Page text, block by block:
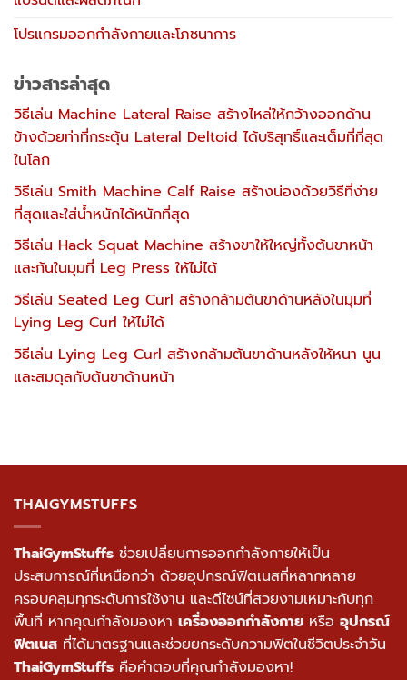
โปรแกรมออกกำลังกายและโภชนาการ
ข่าวสารล่าสุด
วิธีเล่น Machine Lateral Raise สร้างไหล่ให้กว้างออกด้าน
ข้างด้วยท่าที่กระตุ้น Lateral Deltoid ได้บริสุทธิ์และเต็มที่ที่สุด
ในโลก
วิธีเล่น Smith Machine Calf Raise สร้างน่องด้วยวิธีที่ง่าย
ที่สุดและใส่น้ำหนักได้หนักที่สุด
วิธีเล่น Hack Squat Machine สร้างขาให้ใหญ่ทั้งต้นขาหน้า
และก้นในมุมที่ Leg Press ให้ไม่ได้
วิธีเล่น Seated Leg Curl สร้างกล้ามต้นขาด้านหลังในมุมที่
Lying Leg Curl ให้ไม่ได้
วิธีเล่น Lying Leg Curl สร้างกล้ามต้นขาด้านหลังให้หนา นูน
และสมดุลกับต้นขาด้านหน้า
THAIGYMSTUFFS
ThaiGymStuffs ช่วยเปลี่ยนการออกกำลังกายให้เป็น
ประสบการณ์ที่เหนือกว่า ด้วยอุปกรณ์ฟิตเนสที่หลากหลาย
ครอบคลุมทุกระดับการใช้งาน และดีไซน์ที่สวยงามเหมาะกับทุก
พื้นที่ หากคุณกำลังมองหา เครื่องออกกำลังกาย หรือ อุปกรณ์
ฟิตเนส ที่ได้มาตรฐานและช่วยยกระดับความฟิตในชีวิตประจำวัน
ThaiGymStuffs คือคำตอบที่คุณกำลังมองหา!